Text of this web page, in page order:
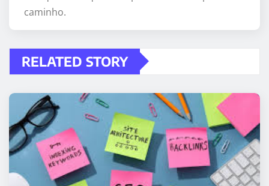
caminho.
RELATED STORY